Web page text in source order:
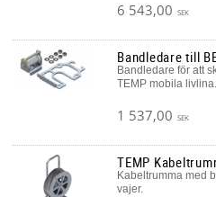
6 543,00 SEK
Bandledare till
Bandledare för att
TEMP mobila livlina.
1 537,00 SEK
TEMP
Kabeltrumma med
vajer.